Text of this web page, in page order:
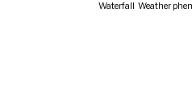
Waterfall Weather